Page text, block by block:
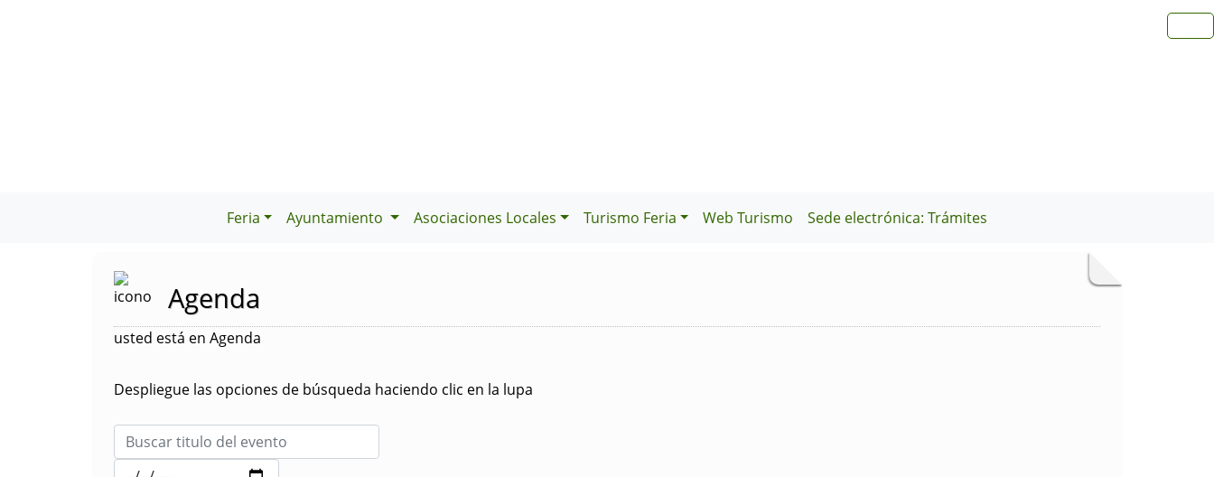
Feria Ayuntamiento Asociaciones Locales Turismo Feria Web Turismo Sede electrónica: Trámites
Agenda
usted está en Agenda
Despliegue las opciones de búsqueda haciendo clic en la lupa